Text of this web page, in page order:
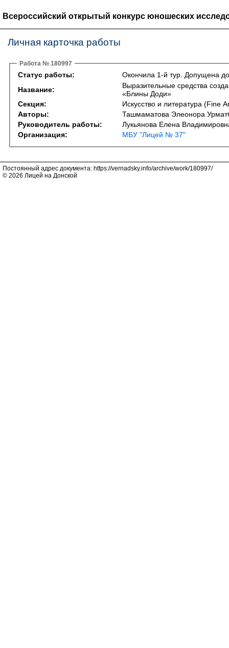
Всероссийский открытый конкурс юношеских
Личная карточка работы
Работа № 180997
Статус работы:
Окончила 1-й тур. Допущена
Название:
Выразительные средства
«Блины Доди»
Секция:
Искусство и литература (Fine
Авторы:
Ташмаматова Элеонора
Руководитель работы:
Лукьянова Елена
Организация:
МБУ "Лицей № 37"
Постоянный адрес документа: https://vernadsky.info/archive/work/180997/
© 2026 Лицей на Донской